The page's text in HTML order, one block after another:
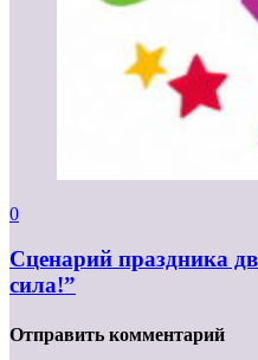
0
Сценарий праздника
сила!”
Отправить комментарий